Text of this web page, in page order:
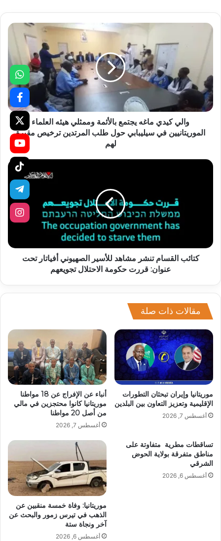
والي كيدي ماغه يجتمع بالأئمة وممثلي هيئه العلماء
الموريتانيين في سيليبابي حول طلب المرتدين ترخيص مقبرة
لهم
كتائب القسام تنشر مشاهد للأسير الصهيوني أفياتار تحت
عنوان: قررت حكومة الاحتلال تجويعهم
مقالات ذات صلة
موريتانيا وإيران تبحثان التطورات
الإقليمية وتعزيز التعاون بين البلدين
أغسطس 7, 2026
أنباء عن الإفراج عن 18 مواطنا
موريتانيا كانوا محتجزين في مالي
من أصل 20 مواطنا
أغسطس 7, 2026
تساقطات مطرية متفاوتة على
مناطق متفرقة بولاية الحوض
الشرقي
أغسطس 6, 2026
موريتانيا: وفاة خمسة منقبين عن
الذهب في تيرس زمور والبحث عن
آخر ونجاة ستة
أغسطس 6, 2026